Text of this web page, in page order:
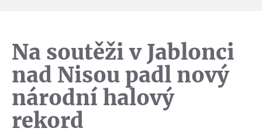
Na soutěži v Jablonci
nad Nisou padl nový
národní halový
rekord